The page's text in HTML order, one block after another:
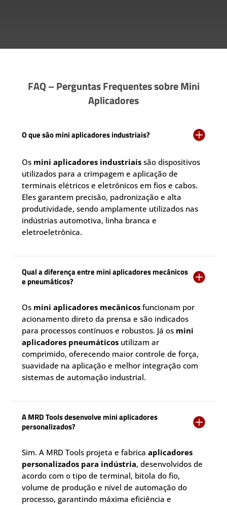
FAQ – Perguntas Frequentes sobre Mini
Aplicadores
O que são mini aplicadores industriais? 
Os mini aplicadores industriais são dispositivos
utilizados para a crimpagem e aplicação de
terminais elétricos e eletrônicos em fios e cabos.
Eles garantem precisão, padronização e alta
produtividade, sendo amplamente utilizados nas
indústrias automotiva, linha branca e
eletroeletrônica.
Qual a diferença entre mini aplicadores mecânicos
e pneumáticos?

Os mini aplicadores mecânicos funcionam por
acionamento direto da prensa e são indicados
para processos contínuos e robustos. Já os mini
aplicadores pneumáticos utilizam ar
comprimido, oferecendo maior controle de força,
suavidade na aplicação e melhor integração com
sistemas de automação industrial.
A MRD Tools desenvolve mini aplicadores
personalizados?

Sim. A MRD Tools projeta e fabricaaplicadores
personalizados para indústria, desenvolvidos de
acordo com o tipo de terminal, bitola do fio,
volume de produção e nível de automação do
processo, garantindo máxima eficiência e